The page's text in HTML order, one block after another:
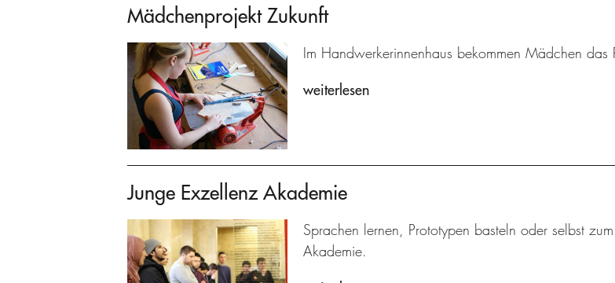
Mädchenprojekt Zukunft
Im Handwerkerinnenhaus bekommen Mädchen das
weiterlesen
Junge Exzellenz Akademie
Sprachen lernen, Prototypen basteln oder selbst
Akademie.